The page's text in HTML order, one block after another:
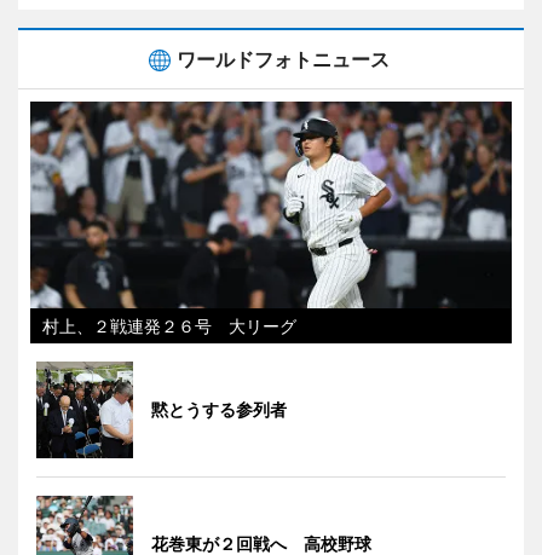
ワールドフォトニュース
村上、２戦連発２６号 大リーグ
黙とうする参列者
花巻東が２回戦へ 高校野球